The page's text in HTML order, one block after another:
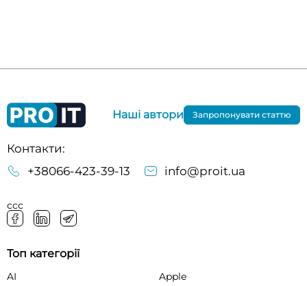
Контакти:
+38066-423-39-13
info@proit.ua
ссс
Наші автори Запропонувати статтю
Топ категорії
AI
Apple